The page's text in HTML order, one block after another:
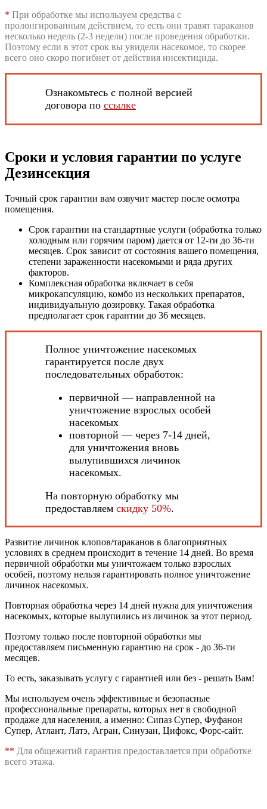
* При обработке мы используем средства с
пролонгированным действием, то есть они травят тараканов
несколько недель (2-3 недели) после проведения обработки.
Поэтому если в этот срок вы увидели насекомое, то скорее
всего оно скоро погибнет от действия инсектицида.
Ознакомьтесь с полной версией
договора по ссылке
Сроки и условия гарантии по услуге
Дезинсекция
Точный срок гарантии вам озвучит мастер после осмотра
помещения.
Срок гарантии на стандартные услуги (обработка только
холодным или горячим паром) дается от 12-ти до 36-ти
месяцев. Срок зависит от состояния вашего помещения,
степени зараженности насекомыми и ряда других
факторов.
Комплексная обработка включает в себя
микрокапсуляцию, комбо из нескольких препаратов,
индивидуальную дозировку. Такая обработка
предполагает срок гарантии до 36 месяцев.
Полное уничтожение насекомых
гарантируется после двух
последовательных обработок:
первичной — направленной на
уничтожение взрослых особей
насекомых
повторной — через 7-14 дней,
для уничтожения вновь
вылупившихся личинок
насекомых.
На повторную обработку мы
предоставляем скидку 50%.
Развитие личинок клопов/тараканов в благоприятных
условиях в среднем происходит в течение 14 дней. Во время
первичной обработки мы уничтожаем только взрослых
особей, поэтому нельзя гарантировать полное уничтожение
личинок насекомых.
Повторная обработка через 14 дней нужна для уничтожения
насекомых, которые вылупились из личинок за этот период.
Поэтому только после повторной обработки мы
предоставляем письменную гарантию на срок - до 36-ти
месяцев.
То есть, заказывать услугу с гарантией или без - решать Вам!
Мы используем очень эффективные и безопасные
профессиональные препараты, которых нет в свободной
продаже для населения, а именно: Сипаз Супер, Фуфанон
Супер, Атлант, Латэ, Агран, Синузан, Цифокс, Форс-сайт.
** Для общежитий гарантия предоставляется при обработке
всего этажа.